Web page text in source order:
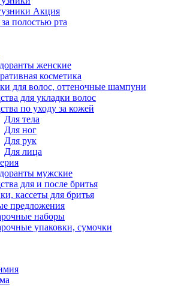
Акция
полостью рта
женские
косметика
для волос, оттеночные шампуни
для укладки волос
по уходу за кожей
Для тела
Для ног
Для рук
Для лица
мужские
для и после бритья
кассеты для бритья
предложения
наборы
упаковки, сумочки